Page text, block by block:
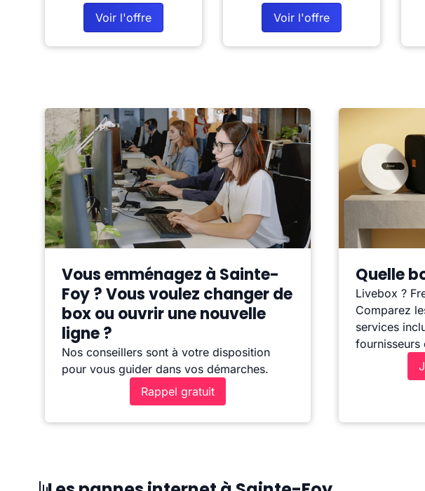
Voir l'offre Voir l'offre
Vous emménagez à Sainte-
Foy ? Vous voulez changer de
box ou ouvrir une nouvelle
ligne ?
Nos conseillers sont à votre disposition
pour vous guider dans vos démarches.
Rappel gratuit
Quelle
Livebox ?
Comparez
services
fournisseurs